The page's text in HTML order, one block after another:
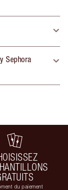
Sephora
du paiement